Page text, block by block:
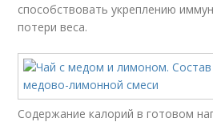
способствовать укреплению
потери веса.
Содержание калорий в готовом